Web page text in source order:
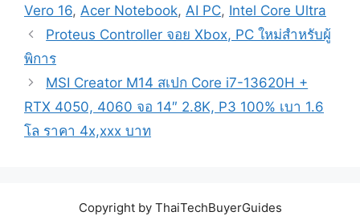
Vero 16, Acer Notebook, AI PC, Intel Core Ultra
Post
navigation
Proteus Controller จอย Xbox, PC ใหม่สำหรับผู้
พิการ
MSI Creator M14 สเปก Core i7-13620H +
RTX 4050, 4060 จอ 14″ 2.8K, P3 100% เบา 1.6
โล ราคา 4x,xxx บาท
Copyright by ThaiTechBuyerGuides